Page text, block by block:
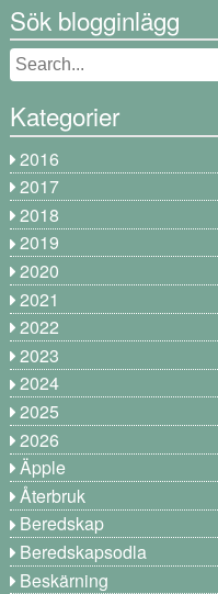
Sök blogginlägg
Kategorier
2016
2017
2018
2019
2020
2021
2022
2023
2024
2025
2026
Äpple
Återbruk
Beredskap
Beredskapsodla
Beskärning